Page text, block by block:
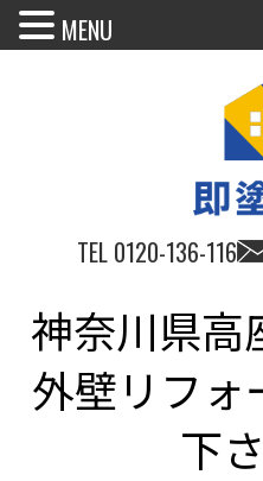
TEL 0120-136-116
神奈川県高
外壁リフォ
下
MENU